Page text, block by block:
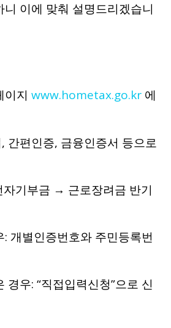
이에 맞춰 설명드리겠습니
이지 www.hometax.go.kr 에
간편인증, 금융인증서 등으로
자기부금 → 근로장려금 반기
개별인증번호와 주민등록번
경우: “직접입력신청”으로 신